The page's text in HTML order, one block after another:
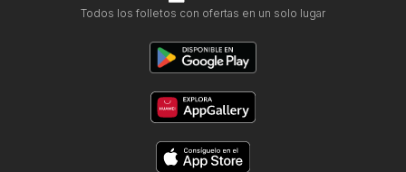
Todos los folletos con ofertas en un solo lugar